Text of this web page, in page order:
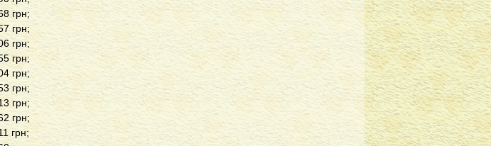
грн;
грн;
грн;
грн;
грн;
грн;
грн;
грн;
грн;